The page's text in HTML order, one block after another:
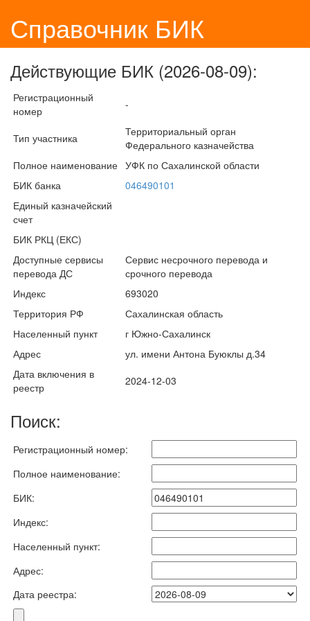
Справочник БИК
Действующие БИК (2026-08-09):
Регистрационный
номер
-
Тип участника
Территориальный орган
Федерального казначейства
Полное наименование УФК по Сахалинской области
БИК банка
046490101
Единый казначейский
счет
БИК РКЦ (ЕКС)
Доступные сервисы
перевода ДС
Сервис несрочного перевода и
срочного перевода
Индекс
693020
Территория РФ
Сахалинская область
Населенный пункт
г Южно-Сахалинск
Адрес
ул. имени Антона Буюклы д.34
Дата включения в
реестр
2024-12-03
Поиск:
Регистрационный номер:
Полное наименование:
БИК:
Индекс:
Населенный пункт:
Адрес:
Дата реестра: